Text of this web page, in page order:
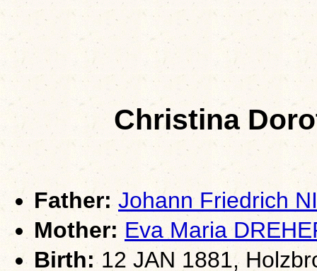
Christina
Father: Johann Friedrich
Mother: Eva Maria
Birth:12 JAN 1881,